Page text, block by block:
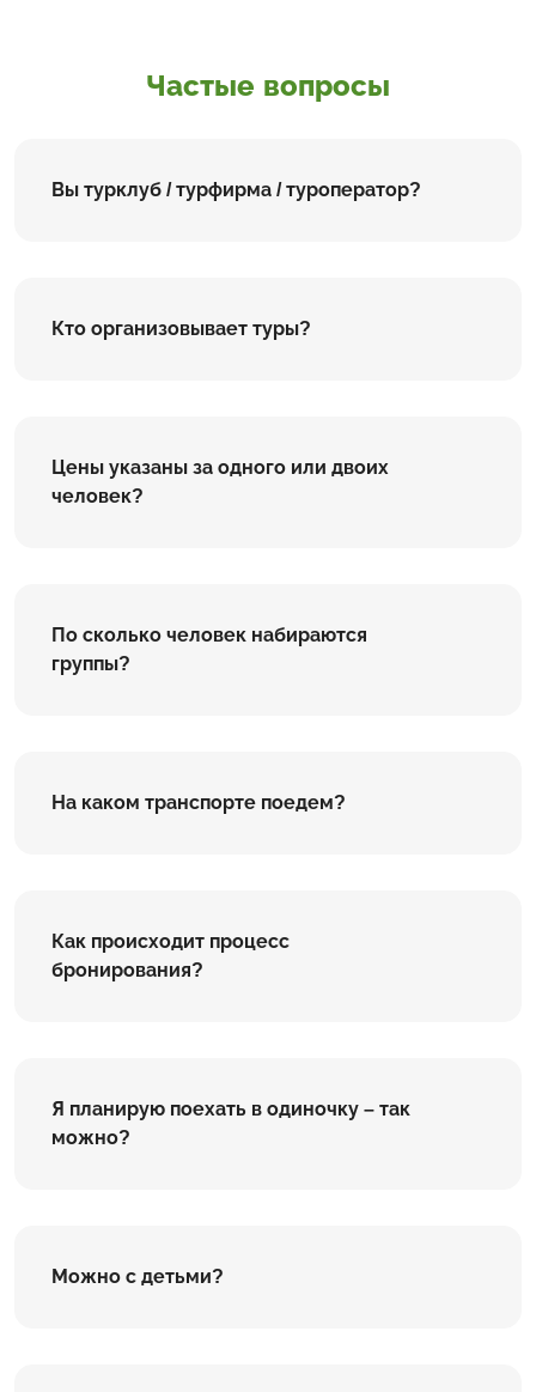
Частые вопросы
Вы турклуб / турфирма / туроператор?
Кто организовывает туры?
Цены указаны за одного или двоих
человек?
По сколько человек набираются
группы?
На каком транспорте поедем?
Как происходит процесс
бронирования?
Я планирую поехать в одиночку – так
можно?
Можно с детьми?